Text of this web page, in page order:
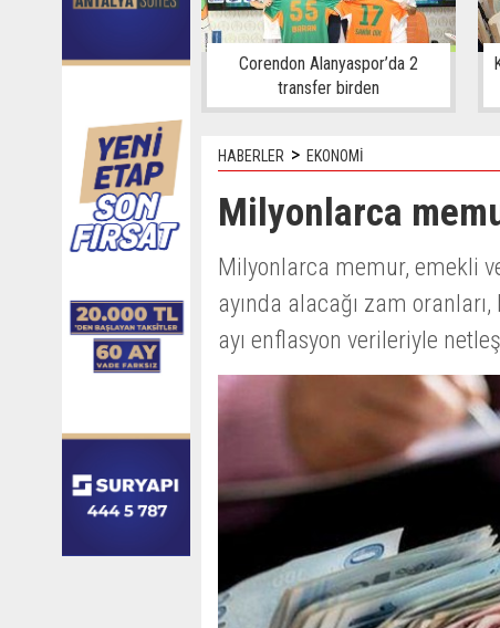
Corendon Alanyaspor’da 2
transfer birden
HABERLER > EKONOMİ
Milyonlarca
Milyonlarca memur, emekli
ayında alacağı zam
ayı enflasyon verileriyle